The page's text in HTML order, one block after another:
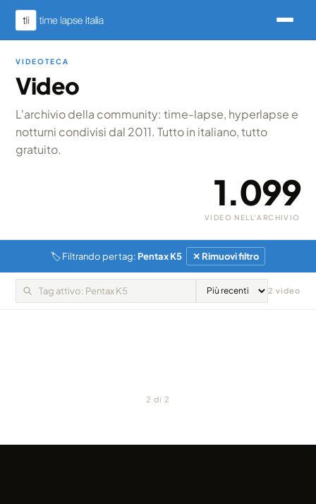
VIDEOTECA
Video
L'archivio della community: time-lapse, hyperlapse e
notturni condivisi dal 2011. Tutto in italiano, tutto
gratuito.
1.099
VIDEO NELL'ARCHIVIO
🏷 Filtrando per tag: Pentax K5 ✕ Rimuovi filtro
2 video
ITALIA · PENTAX D-FA 100MM F/2.8 MACRO
Viaggio nel "caldo" autunno
del Cilento
ITALIA · NATURA
Cilento, natura
incontaminata
2 di 2